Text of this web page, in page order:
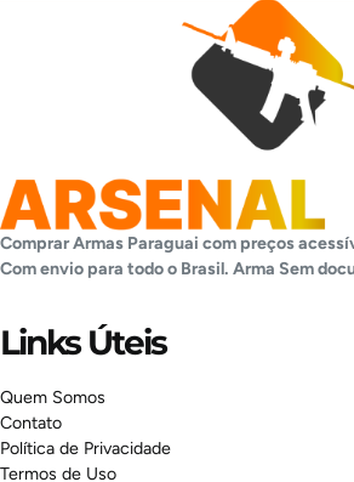
Comprar Armas Paraguai com preços
Com envio para todo o Brasil. Arma Sem
Links Úteis
Quem Somos
Contato
Política de Privacidade
Termos de Uso